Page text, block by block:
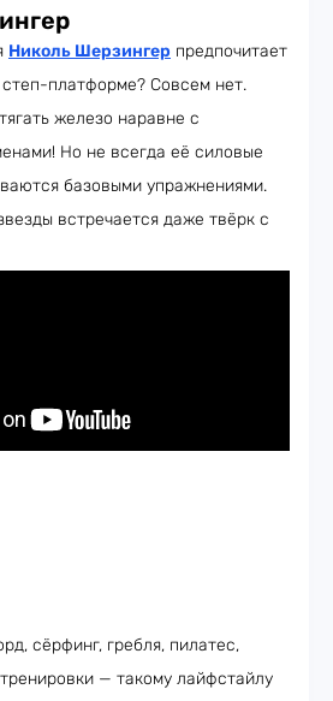
Николь Шерзингер предпочитает
степ-платформе? Совсем нет.
железо наравне с
Но не всегда её силовые
базовыми упражнениями.
встречается даже твёрк с
сёрфинг, гребля, пилатес,
— такому лайфстайлу